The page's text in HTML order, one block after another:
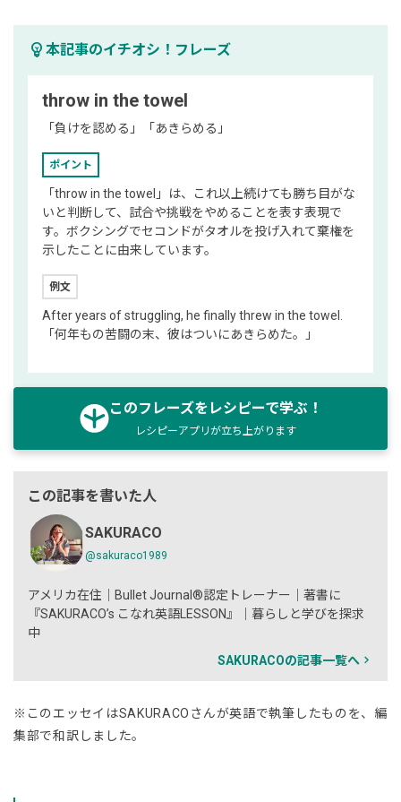
emoji_objects 本記事のイチオシ！フレーズ
throw in the towel
「負けを認める」「あきらめる」
ポイント
「throw in the towel」は、これ以上続けても勝ち目がな
いと判断して、試合や挑戦をやめることを表す表現で
す。ボクシングでセコンドがタオルを投げ入れて棄権を
示したことに由来しています。
例文
After years of struggling, he finally threw in the towel.
「何年もの苦闘の末、彼はついにあきらめた。」
このフレーズをレシピーで学ぶ！
レシピーアプリが立ち上がります
この記事を書いた人
SAKURACO
@sakuraco1989
アメリカ在住｜Bullet Journal®認定トレーナー｜著書に
『SAKURACO’s こなれ英語LESSON』｜暮らしと学びを探求
中
SAKURACOの記事一覧へ
※このエッセイはSAKURACOさんが英語で執筆したものを、編
集部で和訳しました。